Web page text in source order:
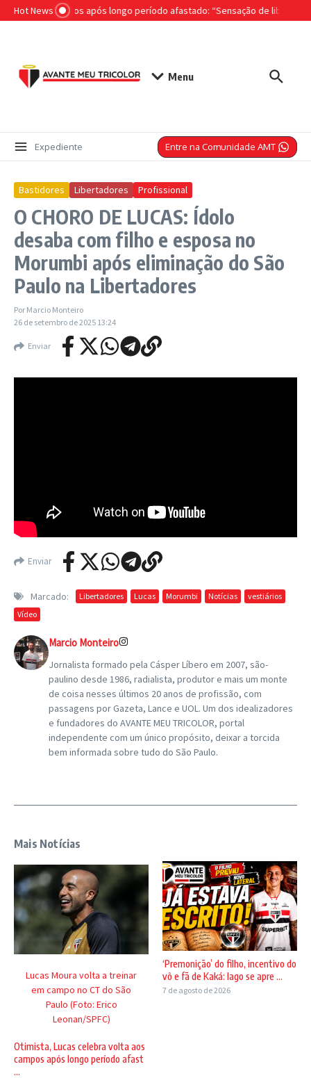
Ir para o conteúdo
Hot News
volta aos campos após longo período afastado: “Sensação de
Menu
Expediente Entre na Comunidade AMT
Bastidores Libertadores Profissional
O CHORO DE LUCAS: Ídolo
desaba com filho e esposa no
Morumbi após eliminação do São
Paulo na Libertadores
Por Marcio Monteiro
26 de setembro de 2025 13:24
Enviar
Enviar
Marcado: Libertadores Lucas Morumbi Notícias
vestiários
Vídeo
Marcio Monteiro
Jornalista formado pela Cásper Líbero em 2007, são-
paulino desde 1986, radialista, produtor e mais um monte
de coisa nesses últimos 20 anos de profissão, com
passagens por Gazeta, Lance e UOL. Um dos idealizadores
e fundadores do AVANTE MEU TRICOLOR, portal
independente com um único propósito, deixar a torcida
bem informada sobre tudo do São Paulo.
Mais Notícias
Lucas Moura volta a treinar
em campo no CT do São
Paulo (Foto: Erico
Leonan/SPFC)
Otimista, Lucas celebra volta aos
campos após longo período afast
...
‘Premonição’ do filho, incentivo do
vô e fã de Kaká: Iago se apre ...
7 de agosto de 2026